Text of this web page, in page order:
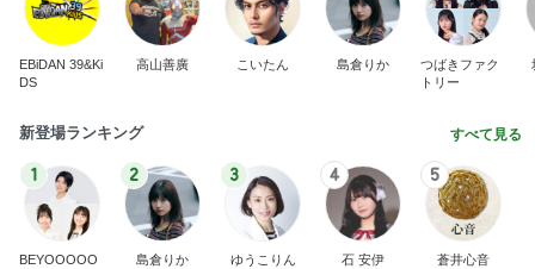
EBiDAN 39&Ki
DS
高山善廣 こいたん 島倉りか
つばきファク
トリー
新登場ランキング すべて見る
1
BEYOOOOO
2
島倉りか
3
ゆうこりん
4
石 安伊
5
蒼井心音